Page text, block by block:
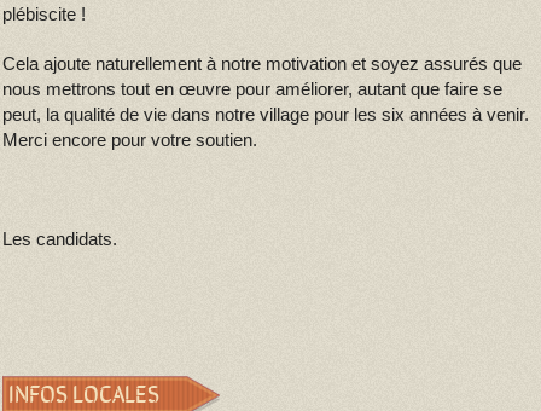
plébiscite !
Cela ajoute naturellement à notre motivation et soyez assurés que
nous mettrons tout en œuvre pour améliorer, autant que faire se
peut, la qualité de vie dans notre village pour les six années à venir.
Merci encore pour votre soutien.
Les candidats.
INFOS LOCALES